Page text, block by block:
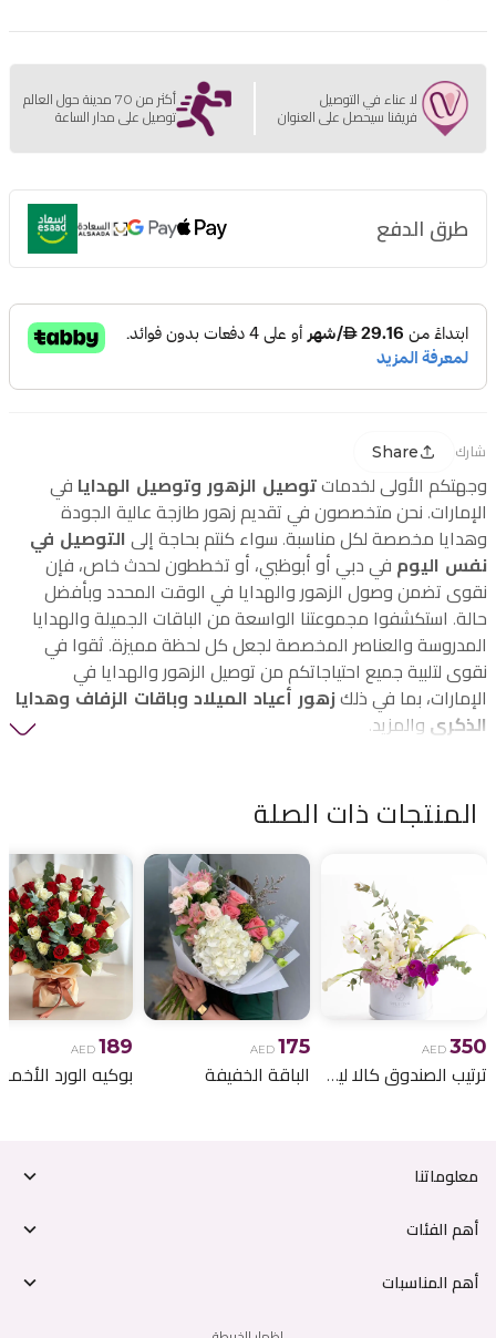
لا عناء في التوصيل
فريقنا سيحصل على العنوان
أكثر من 70 مدينة حول العالم
توصيل على مدار الساعة
طرق الدفع
شارك Share
وجهتكم الأولى لخدمات توصيل الزهور وتوصيل الهدايا في
الإمارات. نحن متخصصون في تقديم زهور طازجة عالية الجودة
وهدايا مخصصة لكل مناسبة. سواء كنتم بحاجة إلى التوصيل في
نفس اليوم في دبي أو أبوظبي، أو تخططون لحدث خاص، فإن
نقوى تضمن وصول الزهور والهدايا في الوقت المحدد وبأفضل
حالة. استكشفوا مجموعتنا الواسعة من الباقات الجميلة والهدايا
المدروسة والعناصر المخصصة لجعل كل لحظة مميزة. ثقوا في
نقوى لتلبية جميع احتياجاتكم من توصيل الزهور والهدايا في
الإمارات، بما في ذلك زهور أعياد الميلاد وباقات الزفاف وهدايا
الذكرى والمزيد.
المنتجات ذات الصلة
AED 350
ترتيب الصندوق كالا ليلي
AED 175
الباقة الخفيفة
AED 189
معلوماتنا
أهم الفئات
أهم المناسبات